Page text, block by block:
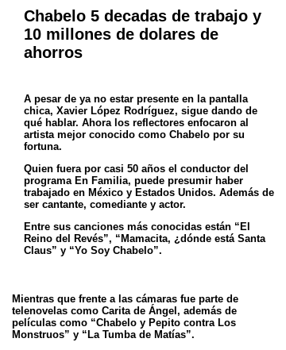
Chabelo 5 decadas de trabajo y
10 millones de dolares de
ahorros
A pesar de ya no estar presente en la pantalla
chica, Xavier López Rodríguez, sigue dando de
qué hablar. Ahora los reflectores enfocaron al
artista mejor conocido como Chabelo por su
fortuna.
Quien fuera por casi 50 años el conductor del
programa En Familia, puede presumir haber
trabajado en México y Estados Unidos. Además de
ser cantante, comediante y actor.
Entre sus canciones más conocidas están “El
Reino del Revés”, “Mamacita, ¿dónde está Santa
Claus” y “Yo Soy Chabelo”.
Mientras que frente a las cámaras fue parte de
telenovelas como Carita de Ángel, además de
películas como “Chabelo y Pepito contra Los
Monstruos” y “La Tumba de Matías”.